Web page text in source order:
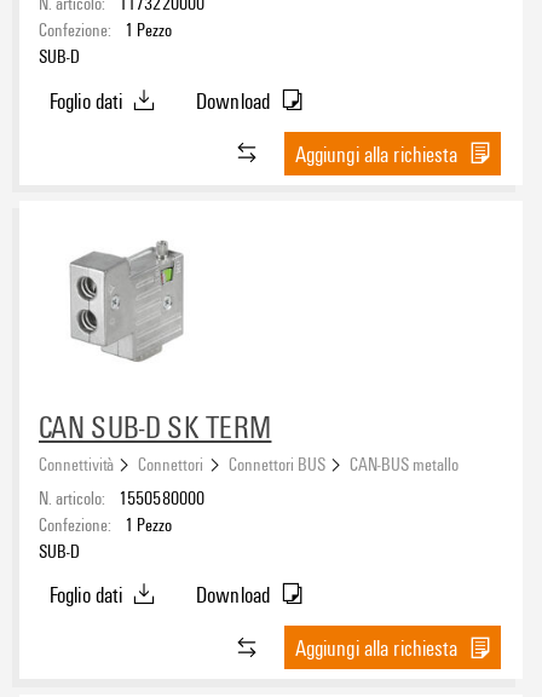
Confezione:
1 Pezzo
SUB-D
Foglio dati
Download
Aggiungi alla richiesta
CAN SUB-D SK TERM
Connettività Connettori Connettori BUS
CAN-BUS metallo
N. articolo:
1550580000
Confezione:
1 Pezzo
SUB-D
Foglio dati
Download
Aggiungi alla richiesta